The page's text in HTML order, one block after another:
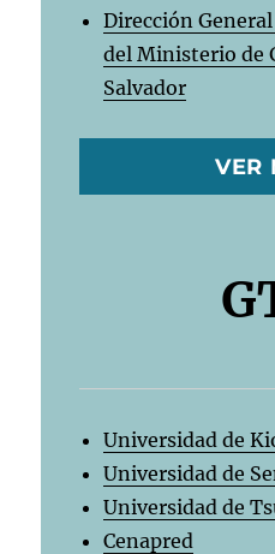
Dirección
del Ministerio de
Salvador
VER
Universidad de
Universidad de
Universidad de
Cenapred